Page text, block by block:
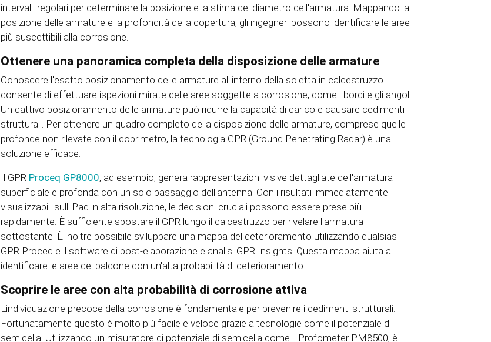
intervalli regolari per determinare la posizione e la stima del diametro dell'armatura. Mappando la
posizione delle armature e la profondità della copertura, gli ingegneri possono identificare le aree
più suscettibili alla corrosione.
Ottenere una panoramica completa della disposizione delle armature
Conoscere l'esatto posizionamento delle armature all'interno della soletta in calcestruzzo
consente di effettuare ispezioni mirate delle aree soggette a corrosione, come i bordi e gli angoli.
Un cattivo posizionamento delle armature può ridurre la capacità di carico e causare cedimenti
strutturali. Per ottenere un quadro completo della disposizione delle armature, comprese quelle
profonde non rilevate con il coprimetro, la tecnologia GPR (Ground Penetrating Radar) è una
soluzione efficace.
Il GPR Proceq GP8000, ad esempio, genera rappresentazioni visive dettagliate dell'armatura
superficiale e profonda con un solo passaggio dell'antenna. Con i risultati immediatamente
visualizzabili sull'iPad in alta risoluzione, le decisioni cruciali possono essere prese più
rapidamente. È sufficiente spostare il GPR lungo il calcestruzzo per rivelare l'armatura
sottostante. È inoltre possibile sviluppare una mappa del deterioramento utilizzando qualsiasi
GPR Proceq e il software di post-elaborazione e analisi GPR Insights. Questa mappa aiuta a
identificare le aree del balcone con un'alta probabilità di deterioramento.
Scoprire le aree con alta probabilità di corrosione attiva
L'individuazione precoce della corrosione è fondamentale per prevenire i cedimenti strutturali.
Fortunatamente questo è molto più facile e veloce grazie a tecnologie come il potenziale di
semicella. Utilizzando un misuratore di potenziale di semicella come il Profometer PM8500, è